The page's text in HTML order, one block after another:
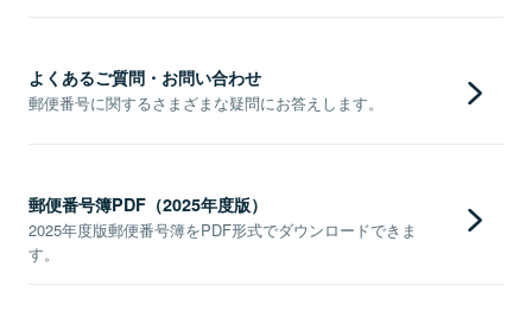
よくあるご質問・お問い合わせ
郵便番号に関するさまざまな疑問にお答えします。
郵便番号簿PDF（2025年度版）
2025年度版郵便番号簿をPDF形式でダウンロードできま
す。